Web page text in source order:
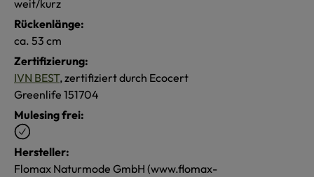
weit/kurz
Rückenlänge:
ca. 53 cm
Zertifizierung:
IVN BEST, zertifiziert durch Ecocert
Greenlife 151704
Mulesing frei:
Hersteller:
Flomax Naturmode GmbH (www.flomax-